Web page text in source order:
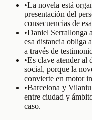
•La novela está
presentación del
consecuencias de
•Daniel Serrallonga
esa distancia obliga
a través de
•Es clave atender al
social, porque la
convierte en motor
•Barcelona y
entre ciudad y
caso.